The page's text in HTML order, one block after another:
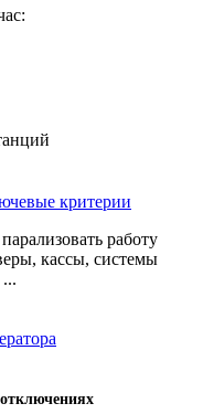
критерии
работу
кассы, системы